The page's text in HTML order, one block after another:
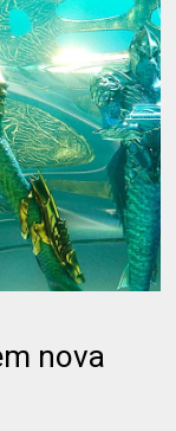
nova